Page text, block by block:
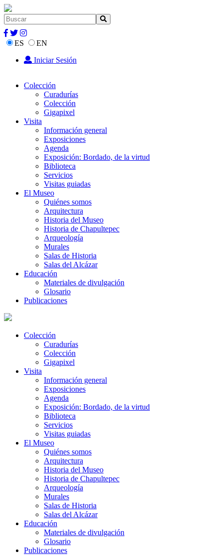
ES
EN
Iniciar Sesión
Colección
Curadurías
Colección
Gigapixel
Visita
Información general
Exposiciones
Agenda
Exposición: Bordado, de la virtud
Biblioteca
Servicios
Visitas guiadas
El Museo
Quiénes somos
Arquitectura
Historia del Museo
Historia de Chapultepec
Arqueología
Murales
Salas de Historia
Salas del Alcázar
Educación
Materiales de divulgación
Glosario
Publicaciones
Colección
Curadurías
Colección
Gigapixel
Visita
Información general
Exposiciones
Agenda
Exposición: Bordado, de la virtud
Biblioteca
Servicios
Visitas guiadas
El Museo
Quiénes somos
Arquitectura
Historia del Museo
Historia de Chapultepec
Arqueología
Murales
Salas de Historia
Salas del Alcázar
Educación
Materiales de divulgación
Glosario
Publicaciones